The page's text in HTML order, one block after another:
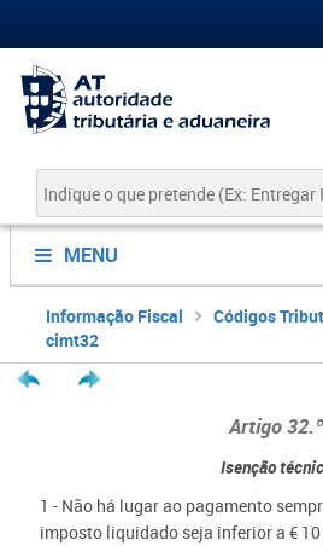
MENU
Informação Fiscal Códigos
cimt32
Artigo 32.º
Isenção
1 - Não há lugar ao pagamento
imposto liquidado seja inferior a €